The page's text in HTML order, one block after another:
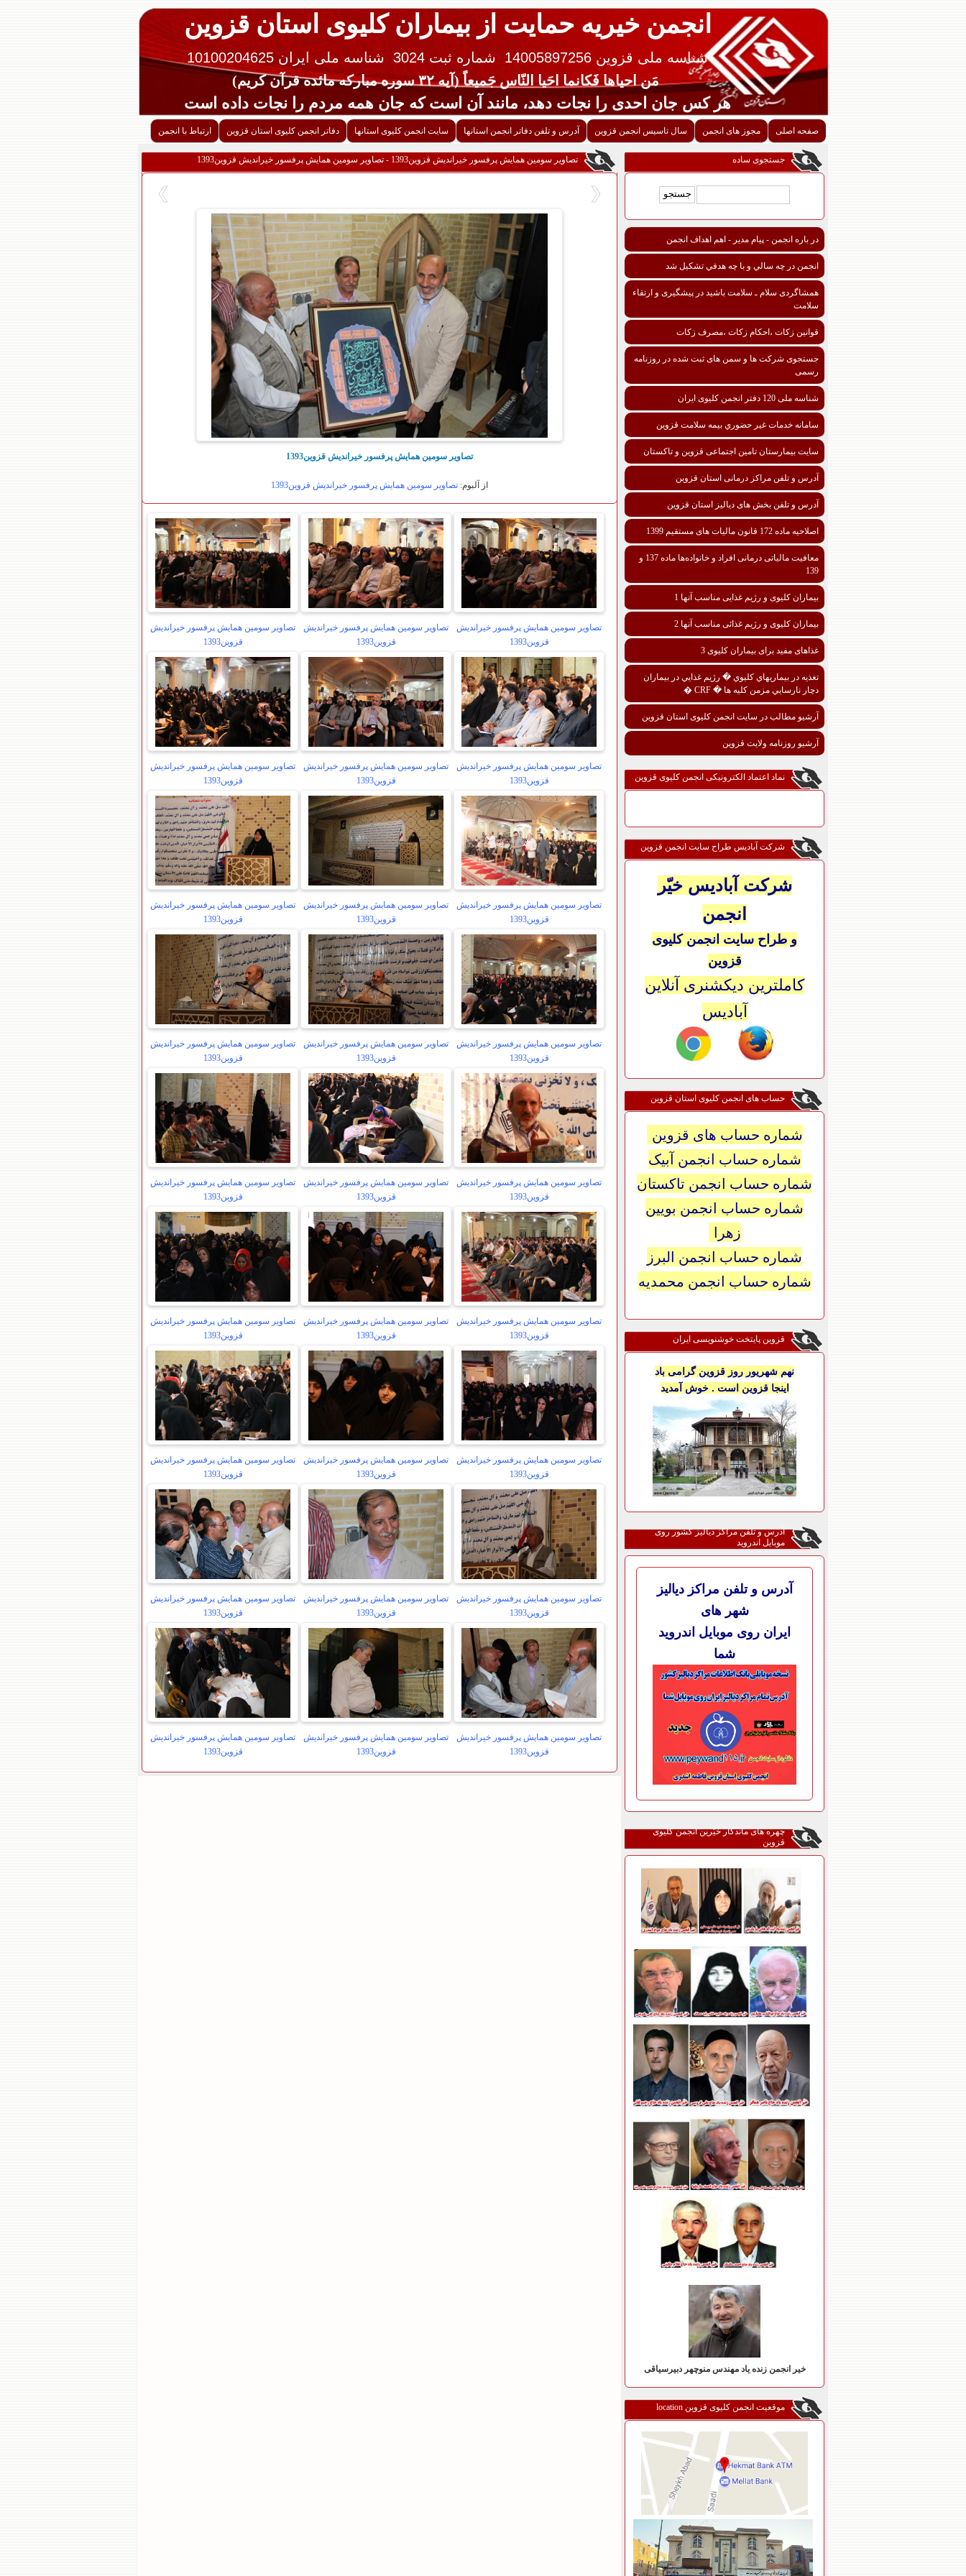
انجمن خیریه حمایت از بیماران کلیوی استان قزوین
شناسه ملی قزوین 14005897256 شماره ثبت 3024
شناسه ملی ایران 10100204625
مَن احیاها فَکانما احَیا النّاس جَمیعاً (آیه ۳۲ سوره مبارکه مائده قرآن کریم)
هر کس جان احدی را نجات دهد، مانند آن است که جان همه مردم را نجات داده است
صفحه اصلی مجوز های انجمن سال تاسیس انجمن قزوین آدرس و تلفن دفاتر انجمن استانها سایت انجمن کلیوی استانها دفاتر انجمن کلیوی استان قزوین ارتباط با انجمن
جستجوی ساده
در باره انجمن - پیام مدیر - اهم اهداف انجمن
انجمن در چه سالي و با چه هدفي تشكيل شد
همشاگردی سلام ـ سلامت باشید در پیشگیری و ارتقاء
سلامت
قوانین زکات ،احکام زکات ،مصرف زکات
جستجوی شرکت ها و سمن های ثبت شده در روزنامه
رسمی
شناسه ملی 120 دفتر انجمن کلیوی ایران
سامانه خدمات غیر حضوري بیمه سلامت قزوین
سایت بیمارستان تامین اجتماعی قزوین و تاکستان
آدرس و تلفن مراکز درمانی استان قزوین
آدرس و تلفن بخش های دیالیز استان قزوین
اصلاحیه ماده 172 قانون مالیات های مستقیم 1399
معافیت مالیاتی درمانی افراد و خانواده‌ها ماده 137 و
139
بیماران کلیوی و رژیم غذایی مناسب آنها 1
بیماران کلیوی و رژیم غذائی مناسب آنها 2
غذاهای مفید برای بیماران کلیوی 3
تغذيه در بيماريهاي کليوي � رژيم غذايي در بيماران
دچار نارسايي مزمن کليه ها � CRF �
آرشیو مطالب در سایت انجمن کلیوی استان قزوین
آرشیو روزنامه ولایت قزوین
نماد اعتماد الکترونیکی انجمن کلیوی قزوین
شرکت آبادیس طراح سایت انجمن قزوین
شرکت آبادیس خیّر
انجمن
و طراح سایت انجمن کلیوی
قزوین
کاملترین دیکشنری آنلاین
آبادیس
حساب های انجمن کلیوی استان قزوین
شماره حساب های قزوین
شماره حساب انجمن آبیک
شماره حساب انجمن تاکستان
شماره حساب انجمن بویین
زهرا
شماره حساب انجمن البرز
شماره حساب انجمن محمدیه
قزوین پایتخت خوشنویسی ایران
نهم شهریور روز قزوین گرامی باد
اینجا قزوین است . خوش آمدید
آدرس و تلفن مراکز دیالیز کشور روی
موبایل اندروید
آدرس و تلفن مراکز دیالیز
شهر های
ایران روی موبایل اندروید
شما
چهره های ماندگار خیّرین انجمن کلیوی
قزوین
خیر انجمن زنده یاد مهندس منوچهر دبیرسیاقی
موقعیت انجمن کلیوی قزوین location
تصاویر سومین همایش پرفسور خیراندیش قزوین1393 - تصاویر سومین همایش پرفسور خیراندیش قزوین1393
تصاویر سومین همایش پرفسور خیراندیش قزوین1393
از آلبوم: تصاویر سومین همایش پرفسور خیراندیش قزوین1393
تصاویر سومین همایش پرفسور خیراندیش
قزوین1393
تصاویر سومین همایش پرفسور خیراندیش
قزوین1393
تصاویر سومین همایش پرفسور خیراندیش
قزوین1393
تصاویر سومین همایش پرفسور خیراندیش
قزوین1393
تصاویر سومین همایش پرفسور خیراندیش
قزوین1393
تصاویر سومین همایش پرفسور خیراندیش
قزوین1393
تصاویر سومین همایش پرفسور خیراندیش
قزوین1393
تصاویر سومین همایش پرفسور خیراندیش
قزوین1393
تصاویر سومین همایش پرفسور خیراندیش
قزوین1393
تصاویر سومین همایش پرفسور خیراندیش
قزوین1393
تصاویر سومین همایش پرفسور خیراندیش
قزوین1393
تصاویر سومین همایش پرفسور خیراندیش
قزوین1393
تصاویر سومین همایش پرفسور خیراندیش
قزوین1393
تصاویر سومین همایش پرفسور خیراندیش
قزوین1393
تصاویر سومین همایش پرفسور خیراندیش
قزوین1393
تصاویر سومین همایش پرفسور خیراندیش
قزوین1393
تصاویر سومین همایش پرفسور خیراندیش
قزوین1393
تصاویر سومین همایش پرفسور خیراندیش
قزوین1393
تصاویر سومین همایش پرفسور خیراندیش
قزوین1393
تصاویر سومین همایش پرفسور خیراندیش
قزوین1393
تصاویر سومین همایش پرفسور خیراندیش
قزوین1393
تصاویر سومین همایش پرفسور خیراندیش
قزوین1393
تصاویر سومین همایش پرفسور خیراندیش
قزوین1393
تصاویر سومین همایش پرفسور خیراندیش
قزوین1393
تصاویر سومین همایش پرفسور خیراندیش
قزوین1393
تصاویر سومین همایش پرفسور خیراندیش
قزوین1393
تصاویر سومین همایش پرفسور خیراندیش
قزوین1393